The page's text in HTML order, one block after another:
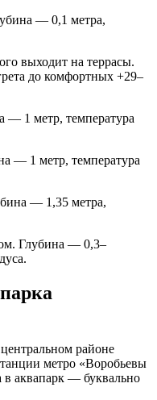
— 0,1 метра,
выходит на террасы.
до комфортных +29–
— 1 метр, температура
— 1 метр, температура
— 1,35 метра,
Глубина — 0,3–
районе
метро «Воробьевы
в аквапарк — буквально